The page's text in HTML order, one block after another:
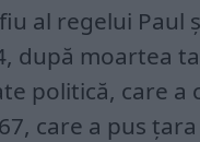
al regelui Paul
după moartea
politică, care a
care a pus